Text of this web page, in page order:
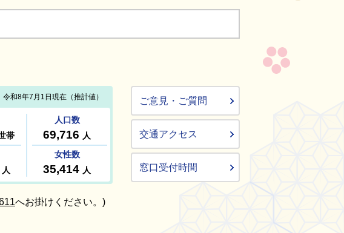
へお掛けください。)
ご意見・ご質問
交通アクセス
窓口受付時間